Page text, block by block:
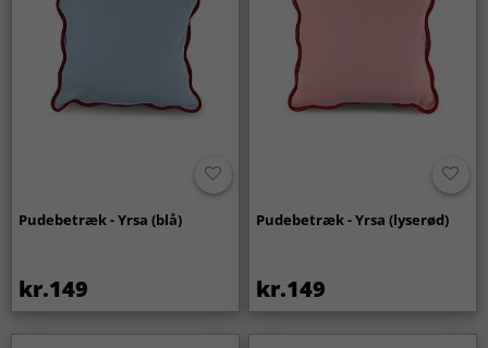
Pudebetræk - Yrsa (blå)
kr.149
Pudebetræk - Yrsa (lyserød)
kr.149